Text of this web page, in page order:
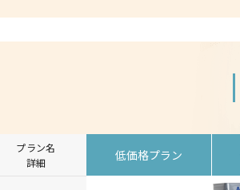
プラン名
詳細
低価格プラン